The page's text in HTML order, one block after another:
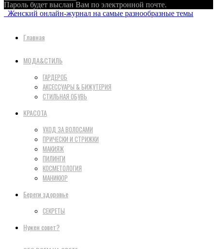
Пароль будет выслан Вам по электронной почте.
Женский онлайн-журнал на самые разнообразные темы
Главная
МОДА&СТИЛЬ
ГАРДЕРОБ
АКСЕССУАРЫ & БИЖУТЕРИЯ
СТИЛЬНАЯ ОБУВЬ
КРАСОТА
УХОД ЗА ВОЛОСАМИ
ПРИЧЕСКИ И СТРИЖКИ
МАКИЯЖ
ПИЛИНГИ
КОСМЕТОЛОГИЯ
МАНИКЮР
Береги здоровье
СЕКРЕТЫ
Нужен совет?